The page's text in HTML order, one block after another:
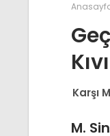
Karşı
M.